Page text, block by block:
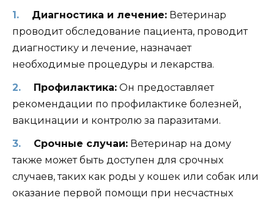
Диагностика и лечение:Ветеринар
проводит обследование пациента, проводит
диагностику и лечение, назначает
необходимые процедуры и лекарства.
Профилактика:Он предоставляет
рекомендации по профилактике болезней,
вакцинации и контролю за паразитами.
Срочные случаи:Ветеринар на дому
также может быть доступен для срочных
случаев, таких как роды у кошек или собак или
оказание первой помощи при несчастных